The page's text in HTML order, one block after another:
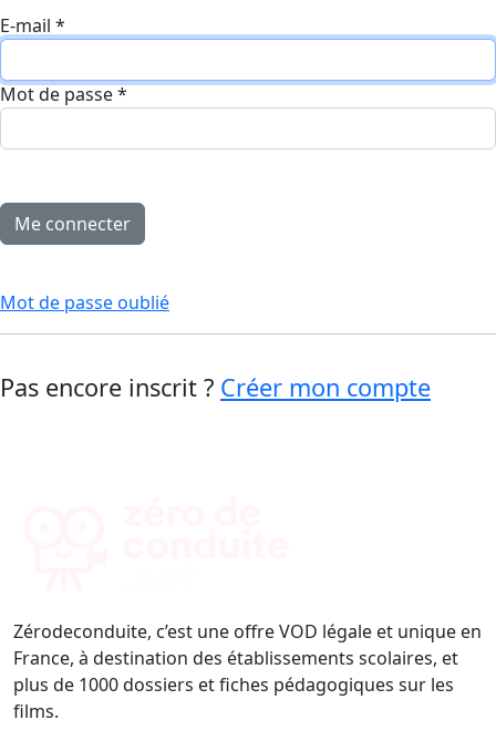
E-mail *
Mot de passe*
Mot de passe oublié
Pas encore inscrit ? Créer mon compte
Zérodeconduite, c’est une offre VOD légale et unique en
France, à destination des établissements scolaires, et
plus de 1000 dossiers et fiches pédagogiques sur les
films.